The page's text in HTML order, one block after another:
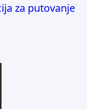
za putovanje